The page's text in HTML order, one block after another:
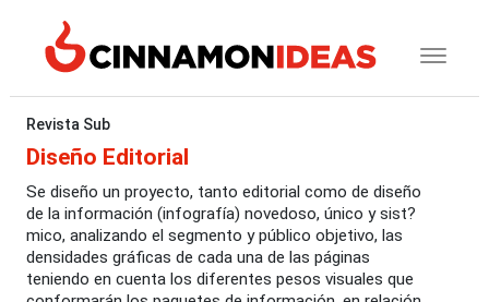
Revista Sub
Diseño Editorial
Se diseño un proyecto, tanto editorial como de diseño
de la información (infografía) novedoso, único y sist?
mico, analizando el segmento y público objetivo, las
densidades gráficas de cada una de las páginas
teniendo en cuenta los diferentes pesos visuales que